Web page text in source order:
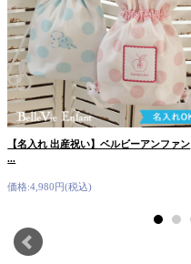
【名入れ 出産祝い】ベルビーアンファン
...
価格:4,980円(税込)